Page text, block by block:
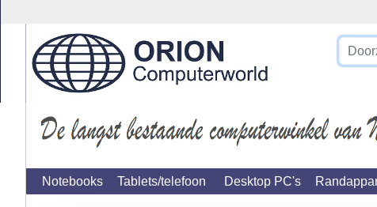
14 dagen retourtermijn
Notebooks Tablets/telefoon Desktop PC's